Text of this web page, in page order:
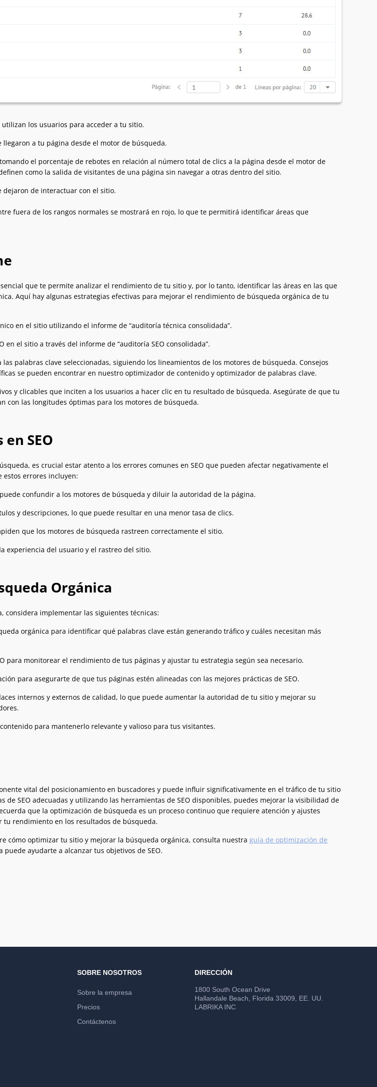
los usuarios para acceder a tu sitio.
llegaron a tu página desde el motor de búsqueda.
el porcentaje de rebotes en relación al número total de clics a la página desde el motor de
como la salida de visitantes de una página sin navegar a otras dentro del sitio.
dejaron de interactuar con el sitio.
fuera de los rangos normales se mostrará en rojo, lo que te permitirá identificar áreas que
que te permite analizar el rendimiento de tu sitio y, por lo tanto, identificar las áreas en las que
Aquí hay algunas estrategias efectivas para mejorar el rendimiento de búsqueda orgánica de tu
en el sitio utilizando el informe de “auditoría técnica consolidada”.
en el sitio a través del informe de “auditoría SEO consolidada”.
palabras clave seleccionadas, siguiendo los lineamientos de los motores de búsqueda. Consejos
se pueden encontrar en nuestro optimizador de contenido y optimizador de palabras clave.
y clicables que inciten a los usuarios a hacer clic en tu resultado de búsqueda. Asegúrate de que tu
con las longitudes óptimas para los motores de búsqueda.
SEO
es crucial estar atento a los errores comunes en SEO que pueden afectar negativamente el
errores incluyen:
confundir a los motores de búsqueda y diluir la autoridad de la página.
y descripciones, lo que puede resultar en una menor tasa de clics.
que los motores de búsqueda rastreen correctamente el sitio.
experiencia del usuario y el rastreo del sitio.
Orgánica
considera implementar las siguientes técnicas:
orgánica para identificar qué palabras clave están generando tráfico y cuáles necesitan más
para monitorear el rendimiento de tus páginas y ajustar tu estrategia según sea necesario.
para asegurarte de que tus páginas estén alineadas con las mejores prácticas de SEO.
internos y externos de calidad, lo que puede aumentar la autoridad de tu sitio y mejorar su
para mantenerlo relevante y valioso para tus visitantes.
vital del posicionamiento en buscadores y puede influir significativamente en el tráfico de tu sitio
de SEO adecuadas y utilizando las herramientas de SEO disponibles, puedes mejorar la visibilidad de
que la optimización de búsqueda es un proceso continuo que requiere atención y ajustes
tu rendimiento en los resultados de búsqueda.
cómo optimizar tu sitio y mejorar la búsqueda orgánica, consulta nuestra guía de optimización de
puede ayudarte a alcanzar tus objetivos de SEO.
SOBRE NOSOTROS
Sobre la empresa
Precios
Contáctenos
DIRECCIÓN
1800 South Ocean Drive
Hallandale Beach, Florida 33009, EE. UU.
LABRIKA INC